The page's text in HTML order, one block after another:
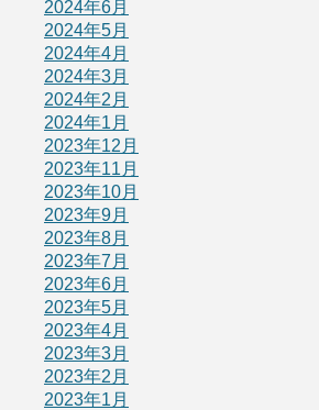
2024年6月
2024年5月
2024年4月
2024年3月
2024年2月
2024年1月
2023年12月
2023年11月
2023年10月
2023年9月
2023年8月
2023年7月
2023年6月
2023年5月
2023年4月
2023年3月
2023年2月
2023年1月